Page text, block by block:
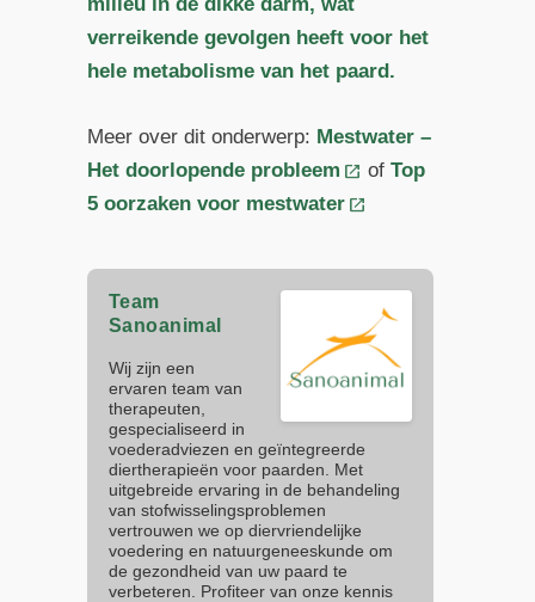
verreikende gevolgen heeft voor het
hele metabolisme van het paard.
Meer over dit onderwerp: Mestwater –
Het doorlopende probleem
ofTop
5 oorzaken voor mestwater
Team
Sanoanimal
Wij zijn een
ervaren team van
therapeuten,
gespecialiseerd in
voederadviezen en geïntegreerde
diertherapieën voor paarden. Met
uitgebreide ervaring in de behandeling
van stofwisselingsproblemen
vertrouwen we op diervriendelijke
voedering en natuurgeneeskunde om
de gezondheid van uw paard te
verbeteren. Profiteer van onze kennis